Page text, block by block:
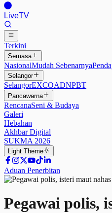
LiveTV
Terkini
Semasa
NasionalMudah Sebenarnya
Selangor
SelangorEXCOADNPBT
Pancawarna
RencanaSeni & Budaya
Galeri
Hebahan
Akhbar Digital
SUKMA 2026
Light Theme
Aduan Penerbitan
Pegawai polis,